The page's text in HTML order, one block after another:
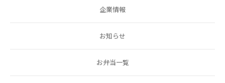
企業情報
お知らせ
お弁当一覧